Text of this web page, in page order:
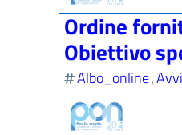
Ordine
Obiettivo
Albo_online,